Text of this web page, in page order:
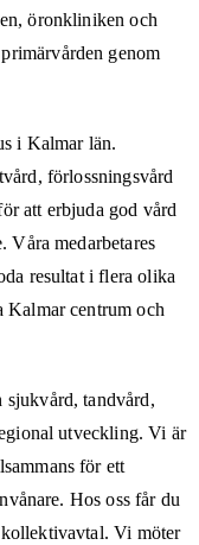
öronkliniken och
genom
i Kalmar län.
förlossningsvård
att erbjuda god vård
Våra medarbetares
resultat i flera olika
Kalmar centrum och
sjukvård, tandvård,
utveckling. Vi är
för ett
Hos oss får du
kollektivavtal. Vi möter